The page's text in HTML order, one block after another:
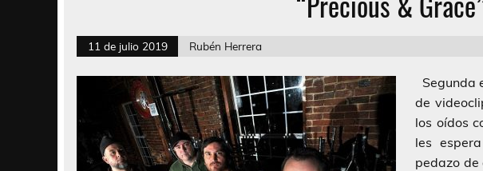
11 de julio 2019 Rubén Herrera
Segunda
de
los oídos
les
pedazo de